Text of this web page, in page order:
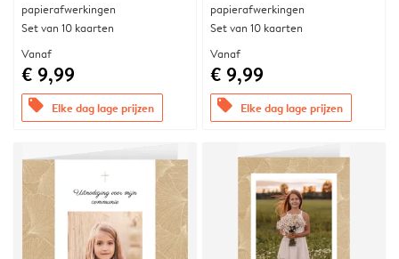
papierafwerkingen
Set van 10 kaarten
Vanaf
€ 9,99
offers Elke dag lage prijzen
papierafwerkingen
Set van 10 kaarten
Vanaf
€ 9,99
offers Elke dag lage prijzen